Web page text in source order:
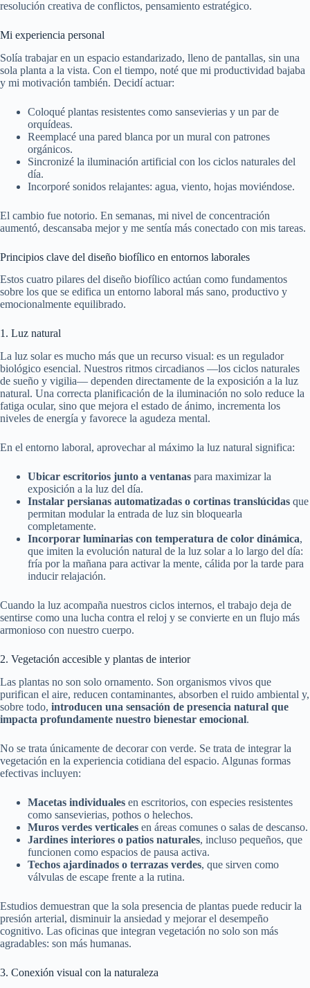
resolución creativa de conflictos, pensamiento estratégico.
Mi experiencia personal
Solía trabajar en un espacio estandarizado, lleno de pantallas, sin una
sola planta a la vista. Con el tiempo, noté que mi productividad bajaba
y mi motivación también. Decidí actuar:
Coloqué plantas resistentes como sansevierias y un par de
orquídeas.
Reemplacé una pared blanca por un mural con patrones
orgánicos.
Sincronizé la iluminación artificial con los ciclos naturales del
día.
Incorporé sonidos relajantes: agua, viento, hojas moviéndose.
El cambio fue notorio. En semanas, mi nivel de concentración
aumentó, descansaba mejor y me sentía más conectado con mis tareas.
Principios clave del diseño biofílico en entornos laborales
Estos cuatro pilares del diseño biofílico actúan como fundamentos
sobre los que se edifica un entorno laboral más sano, productivo y
emocionalmente equilibrado.
1. Luz natural
La luz solar es mucho más que un recurso visual: es un regulador
biológico esencial. Nuestros ritmos circadianos —los ciclos naturales
de sueño y vigilia— dependen directamente de la exposición a la luz
natural. Una correcta planificación de la iluminación no solo reduce la
fatiga ocular, sino que mejora el estado de ánimo, incrementa los
niveles de energía y favorece la agudeza mental.
En el entorno laboral, aprovechar al máximo la luz natural significa:
Ubicar escritorios junto a ventanas para maximizar la
exposición a la luz del día.
Instalar persianas automatizadas o cortinas translúcidas que
permitan modular la entrada de luz sin bloquearla
completamente.
Incorporar luminarias con temperatura de color dinámica,
que imiten la evolución natural de la luz solar a lo largo del día:
fría por la mañana para activar la mente, cálida por la tarde para
inducir relajación.
Cuando la luz acompaña nuestros ciclos internos, el trabajo deja de
sentirse como una lucha contra el reloj y se convierte en un flujo más
armonioso con nuestro cuerpo.
2. Vegetación accesible y plantas de interior
Las plantas no son solo ornamento. Son organismos vivos que
purifican el aire, reducen contaminantes, absorben el ruido ambiental y,
sobre todo, introducen una sensación de presencia natural que
impacta profundamente nuestro bienestar emocional.
No se trata únicamente de decorar con verde. Se trata de integrar la
vegetación en la experiencia cotidiana del espacio. Algunas formas
efectivas incluyen:
Macetas individuales en escritorios, con especies resistentes
como sansevierias, pothos o helechos.
Muros verdes verticales en áreas comunes o salas de descanso.
Jardines interiores o patios naturales, incluso pequeños, que
funcionen como espacios de pausa activa.
Techos ajardinados o terrazas verdes, que sirven como
válvulas de escape frente a la rutina.
Estudios demuestran que la sola presencia de plantas puede reducir la
presión arterial, disminuir la ansiedad y mejorar el desempeño
cognitivo. Las oficinas que integran vegetación no solo son más
agradables: son más humanas.
3. Conexión visual con la naturaleza